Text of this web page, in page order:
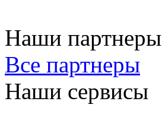
Наши партнеры
Все партнеры
Наши сервисы